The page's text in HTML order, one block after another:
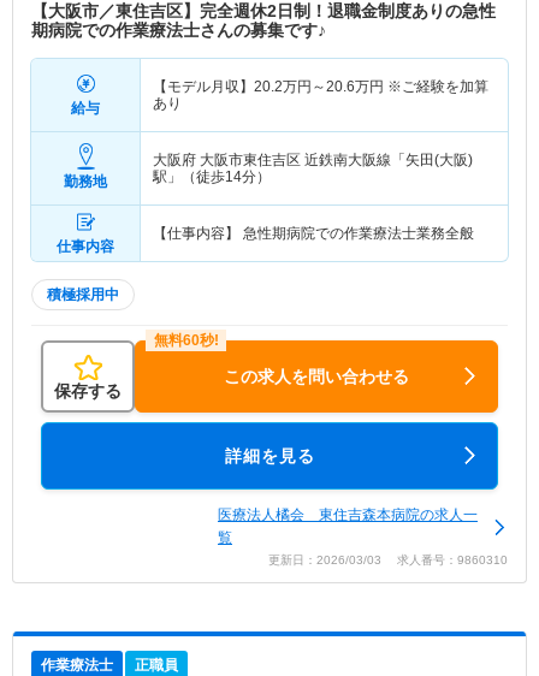
【大阪市／東住吉区】完全週休2日制！退職金制度ありの急性
期病院での作業療法士さんの募集です♪
給与
【モデル月収】 20.2万円～20.6万円 ※ご経験を加算
あり
勤務地
大阪府 大阪市東住吉区 近鉄南大阪線「矢田(大阪)
駅」（徒歩14分）
仕事内容
【仕事内容】 急性期病院での作業療法士業務全般
積極採用中
保存する
この求人を問い合わせる
詳細を見る
医療法人橘会 東住吉森本病院の求人一
覧
更新日：2026/03/03 求人番号：9860310
作業療法士 正職員